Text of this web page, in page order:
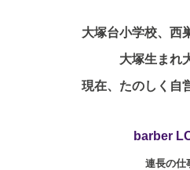
大塚台小学校、西
大塚生まれ
現在、たのしく自
barber
連長の仕